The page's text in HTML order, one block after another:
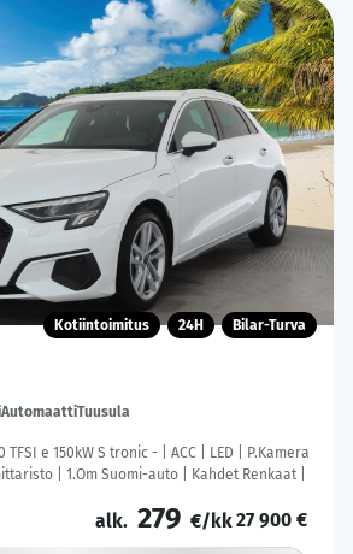
Kotiintoimitus 24H Bilar-Turva
AutomaattiTuusula
| 1.Om Suomi-auto | Kahdet Renkaat |
alk. 279 €/kk27 900 €